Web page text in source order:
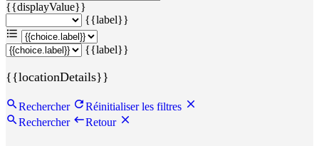
{{displayValue}}
{{label}}
{{label}}
{{locationDetails}}
Rechercher
Réinitialiser les filtres
Rechercher
Retour